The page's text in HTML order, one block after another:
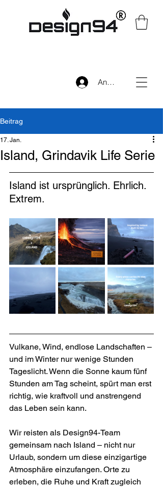
Anmelden
Beitrag
Island, Grindavik Life Serie
17. Jan.
Island ist ursprünglich. Ehrlich.
Extrem.
Vulkane, Wind, endlose Landschaften –
und im Winter nur wenige Stunden
Tageslicht. Wenn die Sonne kaum fünf
Stunden am Tag scheint, spürt man erst
richtig, wie kraftvoll und anstrengend
das Leben sein kann.
Wir reisten als Design94-Team
gemeinsam nach Island – nicht nur
Urlaub, sondern um diese einzigartige
Atmosphäre einzufangen. Orte zu
erleben, die Ruhe und Kraft zugleich